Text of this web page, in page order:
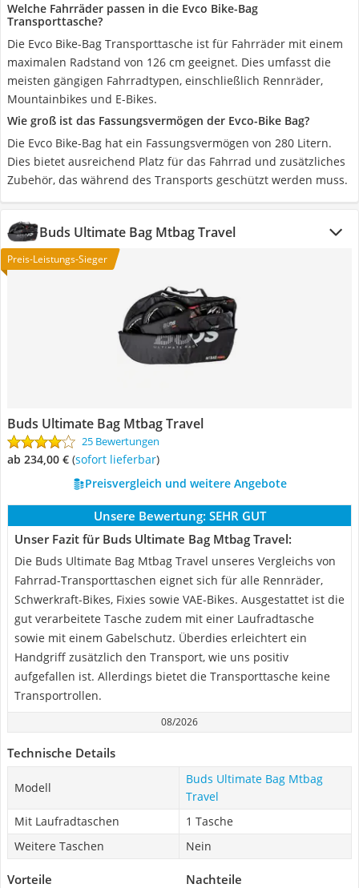
Welche Fahrräder passen in die Evco Bike-Bag
Transporttasche?
Die Evco Bike-Bag Transporttasche ist für Fahrräder mit einem
maximalen Radstand von 126 cm geeignet. Dies umfasst die
meisten gängigen Fahrradtypen, einschließlich Rennräder,
Mountainbikes und E-Bikes.
Wie groß ist das Fassungsvermögen der Evco-Bike Bag?
Die Evco Bike-Bag hat ein Fassungsvermögen von 280 Litern.
Dies bietet ausreichend Platz für das Fahrrad und zusätzliches
Zubehör, das während des Transports geschützt werden muss.
Buds Ultimate Bag Mtbag Travel
Preis-Leistungs-Sieger
Buds Ultimate Bag Mtbag Travel
25 Bewertungen
ab 234,00 € ( Sofort lieferbar)
Preisvergleich und weitere Angebote
Unsere Bewertung: SEHR GUT
Unser Fazit für Buds Ultimate Bag Mtbag Travel:
Die Buds Ultimate Bag Mtbag Travel unseres Vergleichs von
Fahrrad-Transporttaschen eignet sich für alle Rennräder,
Schwerkraft-Bikes, Fixies sowie VAE-Bikes. Ausgestattet ist die
gut verarbeitete Tasche zudem mit einer Laufradtasche
sowie mit einem Gabelschutz. Überdies erleichtert ein
Handgriff zusätzlich den Transport, wie uns positiv
aufgefallen ist. Allerdings bietet die Transporttasche keine
Transportrollen.
08/2026
Technische Details
Modell
Buds Ultimate Bag Mtbag
Travel
Mit Laufradtaschen
1 Tasche
Weitere Taschen
Nein
Vorteile Nachteile